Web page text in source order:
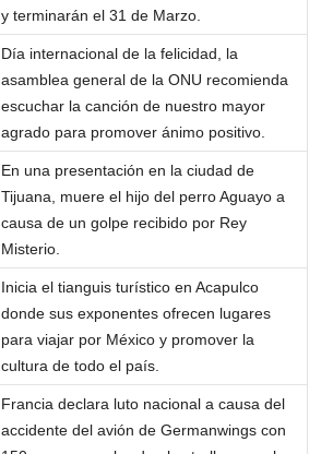
y terminarán el 31 de Marzo.
Día internacional de la felicidad, la
asamblea general de la ONU recomienda
escuchar la canción de nuestro mayor
agrado para promover ánimo positivo.
En una presentación en la ciudad de
Tijuana, muere el hijo del perro Aguayo a
causa de un golpe recibido por Rey
Misterio.
Inicia el tianguis turístico en Acapulco
donde sus exponentes ofrecen lugares
para viajar por México y promover la
cultura de todo el país.
Francia declara luto nacional a causa del
accidente del avión de Germanwings con